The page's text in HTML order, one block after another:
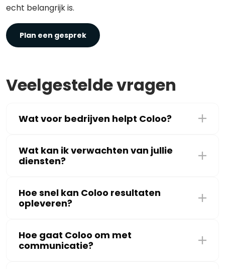
echt belangrijk is.
Plan een gesprek
Veelgestelde vragen
Wat voor bedrijven helpt Coloo?
Wat kan ik verwachten van jullie
diensten?
Hoe snel kan Coloo resultaten
opleveren?
Hoe gaat Coloo om met
communicatie?